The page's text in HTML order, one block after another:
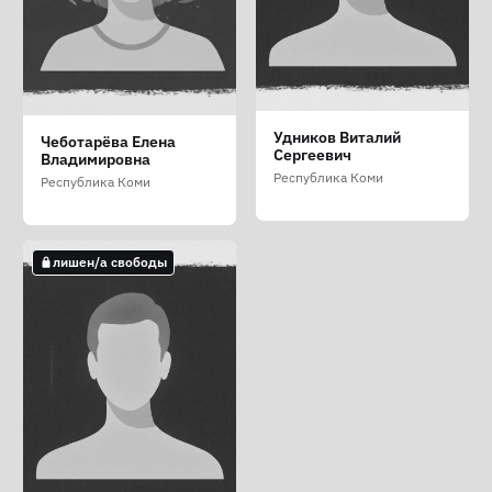
Россохин Вячеслав
Вадимович
Республика Коми
Стрекаловский Егор
Павлович
Республика Коми
Удников Виталий
Сергеевич
Республика Коми
лишен/а свободы
Чеботарёва Елена
Владимировна
Республика Коми